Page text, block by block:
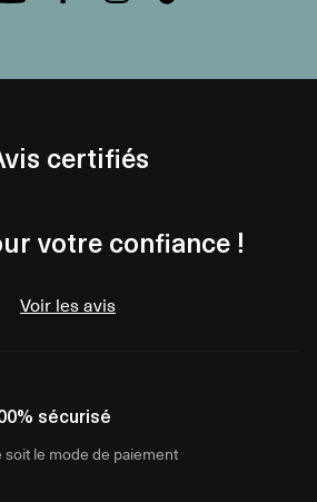
certifiés
votre confiance !
Voir les avis
sécurisé
soit le mode de paiement